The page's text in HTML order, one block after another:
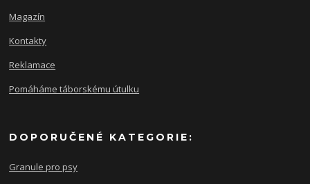
Magazín
Kontakty
Reklamace
Pomáháme táborskému útulku
DOPORUČENÉ KATEGORIE:
Granule pro psy